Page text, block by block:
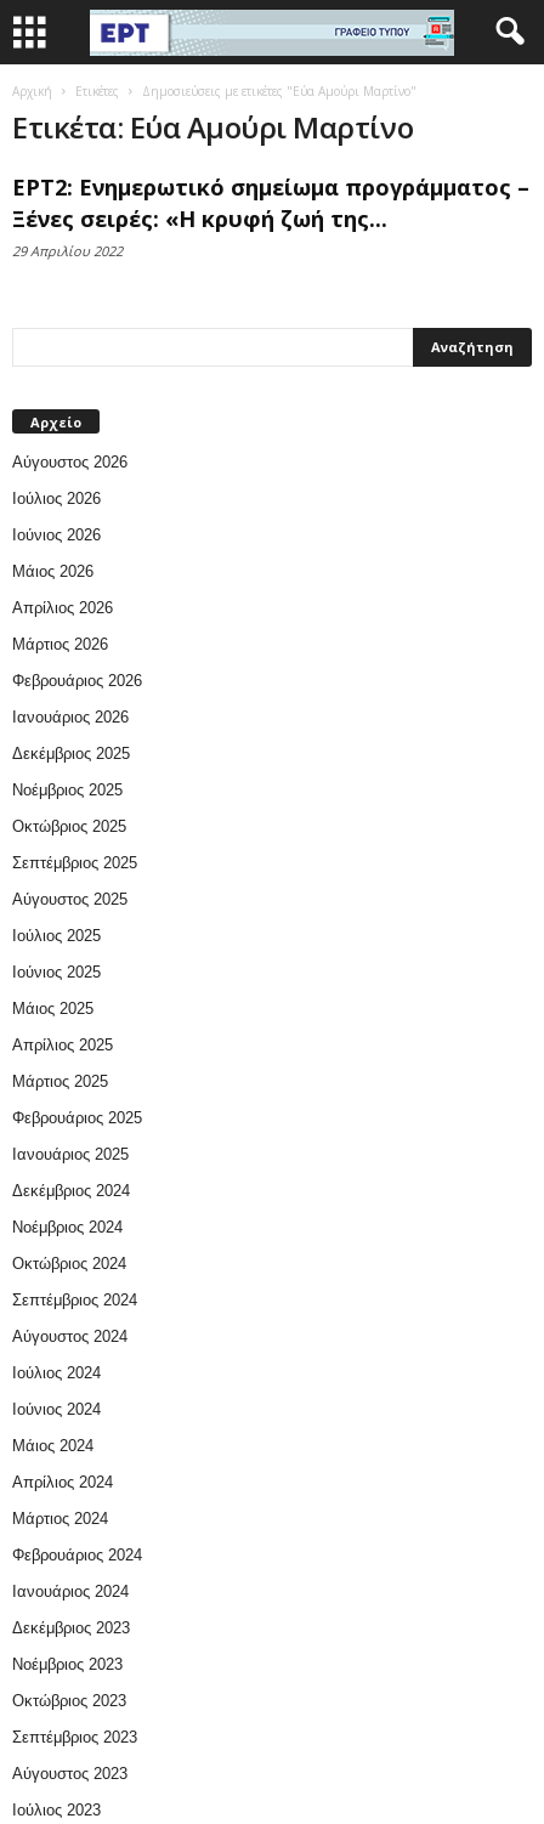
Αρχική Ετικέτες Δημοσιεύσεις με ετικέτες "Εύα Αμούρι Μαρτίνο"
Ετικέτα: Εύα Αμούρι Μαρτίνο
ΕΡΤ2: Ενημερωτικό σημείωμα προγράμματος –
Ξένες σειρές: «Η κρυφή ζωή της...
29 Απριλίου 2022
Αρχείο
Αύγουστος 2026
Ιούλιος 2026
Ιούνιος 2026
Μάιος 2026
Απρίλιος 2026
Μάρτιος 2026
Φεβρουάριος 2026
Ιανουάριος 2026
Δεκέμβριος 2025
Νοέμβριος 2025
Οκτώβριος 2025
Σεπτέμβριος 2025
Αύγουστος 2025
Ιούλιος 2025
Ιούνιος 2025
Μάιος 2025
Απρίλιος 2025
Μάρτιος 2025
Φεβρουάριος 2025
Ιανουάριος 2025
Δεκέμβριος 2024
Νοέμβριος 2024
Οκτώβριος 2024
Σεπτέμβριος 2024
Αύγουστος 2024
Ιούλιος 2024
Ιούνιος 2024
Μάιος 2024
Απρίλιος 2024
Μάρτιος 2024
Φεβρουάριος 2024
Ιανουάριος 2024
Δεκέμβριος 2023
Νοέμβριος 2023
Οκτώβριος 2023
Σεπτέμβριος 2023
Αύγουστος 2023
Ιούλιος 2023